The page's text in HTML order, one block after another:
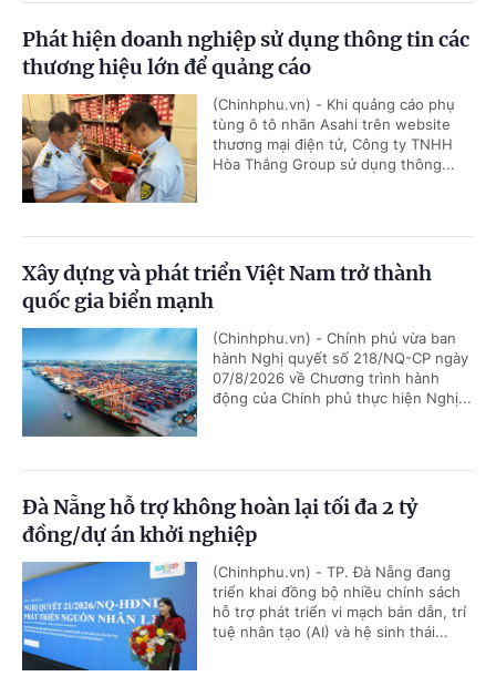
Phát hiện doanh nghiệp sử dụng thông tin các
thương hiệu lớn để quảng cáo
(Chinhphu.vn) - Khi quảng cáo phụ
tùng ô tô nhãn Asahi trên website
thương mại điện tử, Công ty TNHH
Hòa Thắng Group sử dụng thông...
Xây dựng và phát triển Việt Nam trở thành
quốc gia biển mạnh
(Chinhphu.vn) - Chính phủ vừa ban
hành Nghị quyết số 218/NQ-CP ngày
07/8/2026 về Chương trình hành
động của Chính phủ thực hiện Nghị...
Đà Nẵng hỗ trợ không hoàn lại tối đa 2 tỷ
đồng/dự án khởi nghiệp
(Chinhphu.vn) - TP. Đà Nẵng đang
triển khai đồng bộ nhiều chính sách
hỗ trợ phát triển vi mạch bán dẫn, trí
tuệ nhân tạo (AI) và hệ sinh thái...